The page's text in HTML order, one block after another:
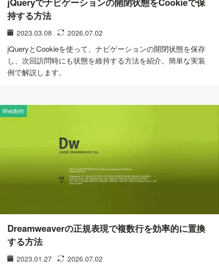
持する方法
2023.03.08 2026.07.02
jQueryとCookieを使って、ナビゲーションの開閉状態を保存
し、次回訪問時にも状態を維持する方法を紹介。簡単な実装
例で解説します。
Web制作
Dreamweaverの正規表現で複数行を効率的に置換
する方法
2023.01.27 2026.07.02